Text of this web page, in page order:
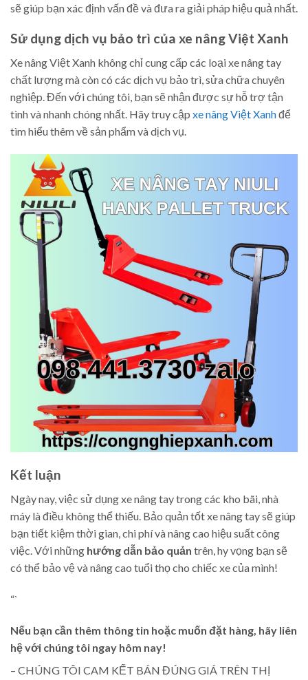
sẽ giúp bạn xác định vấn đề và đưa ra giải pháp hiệu quả nhất.
Sử dụng dịch vụ bảo trì của xe nâng Việt Xanh
Xe nâng Việt Xanh không chỉ cung cấp các loại xe nâng tay
chất lượng mà còn có các dịch vụ bảo trì, sửa chữa chuyên
nghiệp. Đến với chúng tôi, bạn sẽ nhận được sự hỗ trợ tận
tình và nhanh chóng nhất. Hãy truy cập xe nâng Việt Xanhđể
tìm hiểu thêm về sản phẩm và dịch vụ.
Kết luận
Ngày nay, việc sử dụng xe nâng tay trong các kho bãi, nhà
máy là điều không thể thiếu. Bảo quản tốt xe nâng tay sẽ giúp
bạn tiết kiệm thời gian, chi phí và nâng cao hiệu suất công
việc. Với những hướng dẫn bảo quản trên, hy vọng bạn sẽ
có thể bảo vệ và nâng cao tuổi thọ cho chiếc xe của mình!
“`
Nếu bạn cần thêm thông tin hoặc muốn đặt hàng, hãy liên
hệ với chúng tôi ngay hôm nay!
– CHÚNG TÔI CAM KẾT BÁN ĐÚNG GIÁ TRÊN THỊ